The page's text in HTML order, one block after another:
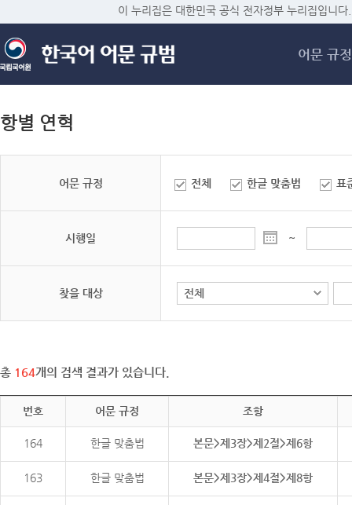
메
이 누리집은 대한민국 공식 전자정부 누리집입니다.
어문 규정
항별 연혁
어문 규정 전체 한글 맞춤법 표
시행일 ~
찾을 대상
총 164개의 검색 결과가 있습니다.
번호 어문 규정 조항
164 한글 맞춤법 본문>제3장>제2절>제6항
163 한글 맞춤법 본문>제3장>제4절>제8항